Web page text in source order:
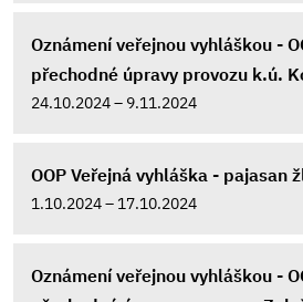
Oznámení veřejnou vyhláškou -
přechodné úpravy provozu k.ú.
24.10.2024 – 9.11.2024
OOP Veřejná vyhláška - pajasan
1.10.2024 – 17.10.2024
Oznámení veřejnou vyhláškou -